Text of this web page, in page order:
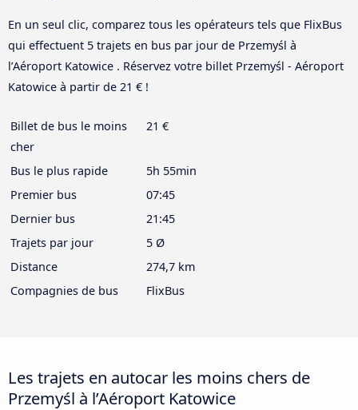
En un seul clic, comparez tous les opérateurs tels que FlixBus
qui effectuent 5 trajets en bus par jour de Przemyśl à
l’Aéroport Katowice . Réservez votre billet Przemyśl - Aéroport
Katowice à partir de 21 € !
Billet de bus le moins
cher
21 €
Bus le plus rapide
5h 55min
Premier bus
07:45
Dernier bus
21:45
Trajets par jour
5 Ø
Distance
274,7 km
Compagnies de bus
FlixBus
Les trajets en autocar les moins chers de
Przemyśl à l’Aéroport Katowice